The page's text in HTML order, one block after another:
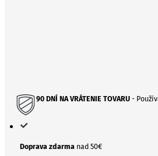
90 DNÍ NA VRÁTENIE TOVARU-
Doprava zdarmanad 50€